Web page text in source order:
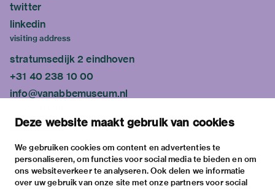
Deze website maakt gebruik van cookies
We gebruiken cookies om content en advertenties te
personaliseren, om functies voor social media te bieden en om
ons websiteverkeer te analyseren. Ook delen we informatie
over uw gebruik van onze site met onze partners voor social
twitter
linkedin
visiting address
stratumsedijk 2 eindhoven
+31 40 238 10 00
info@vanabbemuseum.nl
exhibitions
activities
practical information
about